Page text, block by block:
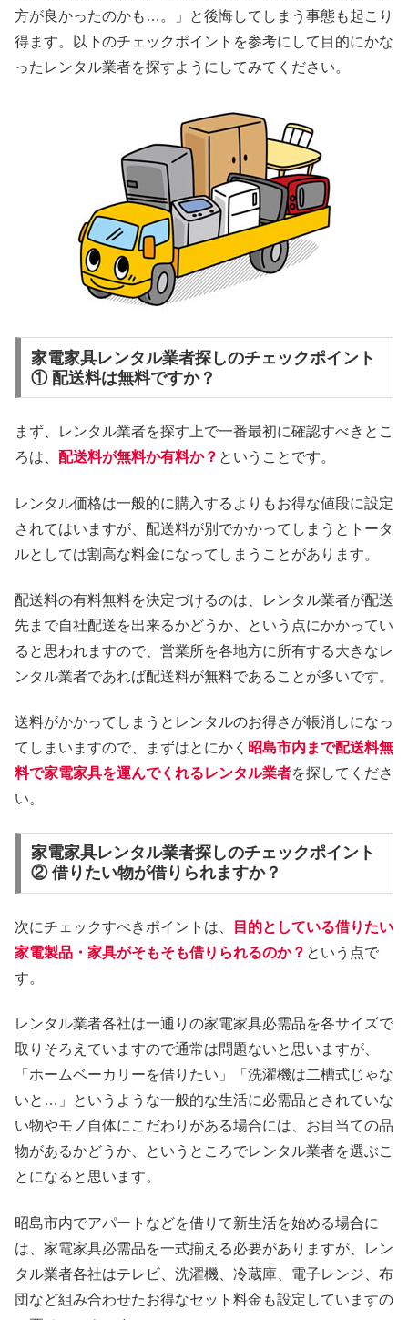
方が良かったのかも…。」と後悔してしまう事態も起こり
得ます。以下のチェックポイントを参考にして目的にかな
ったレンタル業者を探すようにしてみてください。
家電家具レンタル業者探しのチェックポイント
① 配送料は無料ですか？
まず、レンタル業者を探す上で一番最初に確認すべきとこ
ろは、 配送料が無料か有料か？ ということです。
レンタル価格は一般的に購入するよりもお得な値段に設定
されてはいますが、配送料が別でかかってしまうとトータ
ルとしては割高な料金になってしまうことがあります。
配送料の有料無料を決定づけるのは、レンタル業者が配送
先まで自社配送を出来るかどうか、という点にかかってい
ると思われますので、営業所を各地方に所有する大きなレ
ンタル業者であれば配送料が無料であることが多いです。
送料がかかってしまうとレンタルのお得さが帳消しになっ
てしまいますので、まずはとにかく 昭島市内まで配送料無
料で家電家具を運んでくれるレンタル業者を探してくださ
い。
家電家具レンタル業者探しのチェックポイント
② 借りたい物が借りられますか？
次にチェックすべきポイントは、
目的としている借りたい
家電製品・家具がそもそも借りられるのか？ という点で
す。
レンタル業者各社は一通りの家電家具必需品を各サイズで
取りそろえていますので通常は問題ないと思いますが、
「ホームベーカリーを借りたい」「洗濯機は二槽式じゃな
いと…」というような一般的な生活に必需品とされていな
い物やモノ自体にこだわりがある場合には、お目当ての品
物があるかどうか、というところでレンタル業者を選ぶこ
とになると思います。
昭島市内でアパートなどを借りて新生活を始める場合に
は、家電家具必需品を一式揃える必要がありますが、レン
タル業者各社はテレビ、洗濯機、冷蔵庫、電子レンジ、布
団など組み合わせたお得なセット料金も設定していますの